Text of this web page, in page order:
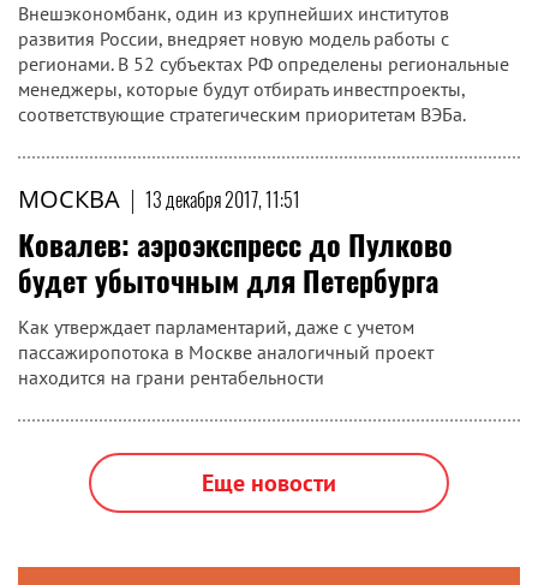
Внешэкономбанк, один из крупнейших институтов
развития России, внедряет новую модель работы с
регионами. В 52 субъектах РФ определены региональные
менеджеры, которые будут отбирать инвестпроекты,
соответствующие стратегическим приоритетам ВЭБа.
МОСКВА | 13 декабря 2017, 11:51
Ковалев: аэроэкспресс до Пулково
будет убыточным для Петербурга
Как утверждает парламентарий, даже с учетом
пассажиропотока в Москве аналогичный проект
находится на грани рентабельности
Еще новости